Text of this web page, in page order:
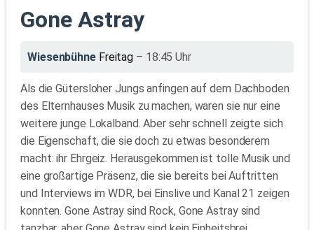
Gone Astray
Wiesenbühne Freitag – 18:45 Uhr
Als die Gütersloher Jungs anfingen auf dem Dachboden
des Elternhauses Musik zu machen, waren sie nur eine
weitere junge Lokalband. Aber sehr schnell zeigte sich
die Eigenschaft, die sie doch zu etwas besonderem
macht: ihr Ehrgeiz. Herausgekommen ist tolle Musik und
eine großartige Präsenz, die sie bereits bei Auftritten
und Interviews im WDR, bei Einslive und Kanal 21 zeigen
konnten. Gone Astray sind Rock, Gone Astray sind